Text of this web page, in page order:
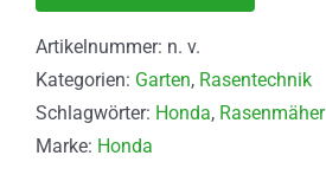
Artikelnummer: n. v.
Kategorien: Garten, Rasentechnik
Schlagwörter: Honda, Rasenmäher
Marke: Honda